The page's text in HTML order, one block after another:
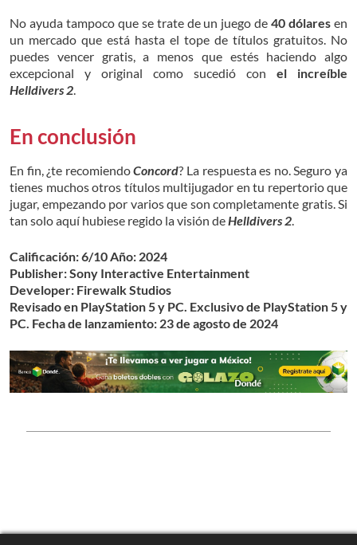
No ayuda tampoco que se trate de un juego de40 dólares en
un mercado que está hasta el tope de títulos gratuitos. No
puedes vencer gratis, a menos que estés haciendo algo
excepcional y original como sucedió con el increíble
Helldivers 2.
En conclusión
En fin, ¿te recomiendoConcord? La respuesta es no. Seguro ya
tienes muchos otros títulos multijugador en tu repertorio que
jugar, empezando por varios que son completamente gratis. Si
tan solo aquí hubiese regido la visión deHelldivers 2.
Calificación: 6/10Año: 2024
Publisher: Sony Interactive Entertainment
Developer: Firewalk Studios
Revisado en PlayStation 5 y PC. Exclusivo de PlayStation 5 y
PC. Fecha de lanzamiento: 23 de agosto de 2024